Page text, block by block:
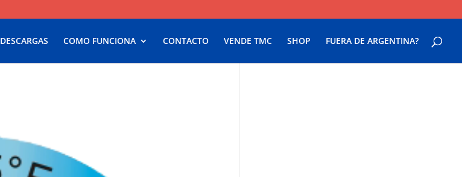
DESCARGAS COMO FUNCIONA CONTACTO VENDE TMC SHOP FUERA DE ARGENTINA?